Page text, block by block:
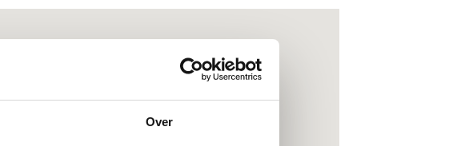
Over